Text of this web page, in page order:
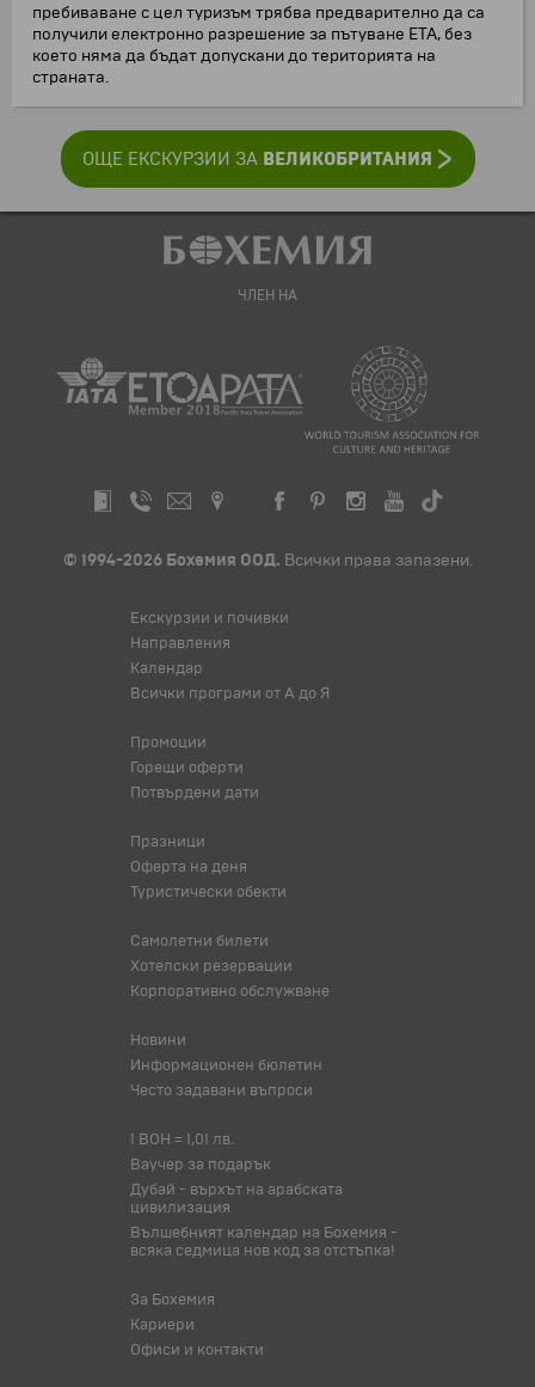
пребиваване с цел туризъм трябва предварително да са
получили електронно разрешение за пътуване ЕТА, без
което няма да бъдат допускани до територията на
страната.
ОЩЕ ЕКСКУРЗИИ ЗА ВЕЛИКОБРИТАНИЯ
ЧЛЕН НА
© 1994-2026 Бохемия ООД. Всички права запазени.
Екскурзии и почивки
Направления
Календар
Всички програми от А до Я
Промоции
Горещи оферти
Потвърдени дати
Празници
Оферта на деня
Туристически обекти
Самолетни билети
Хотелски резервации
Корпоративно обслужване
Новини
Информационен бюлетин
Често задавани въпроси
1 BOH = 1,01 лв.
Ваучер за подарък
Дубай - върхът на арабската
цивилизация
Вълшебният календар на Бохемия -
всяка седмица нов код за отстъпка!
За Бохемия
Кариери
Офиси и контакти